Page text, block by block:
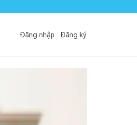
Đăng nhập Đăng ký